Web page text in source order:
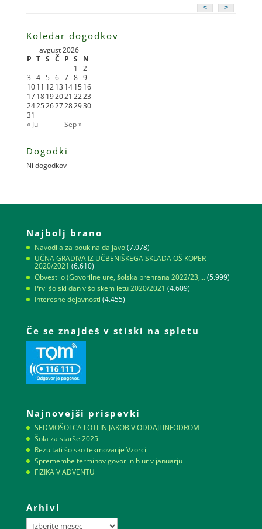
< >
Koledar dogodkov
avgust 2026
P T S Č P S
N
1
2
3 4 5 6 7 8 9
1011 1213 141516
1718192021 2223
24252627282930
31
« Jul
Sep »
Dogodki
Ni dogodkov
Najbolj brano
Navodila za pouk na daljavo(7.078)
UČNA GRADIVA IZ UČBENIŠKEGA SKLADA OŠ KOPER
2020/2021 (6.610)
Obvestilo (Govorilne ure, šolska prehrana 2022/23,…(5.999)
Prvi šolski dan v šolskem letu 2020/2021 (4.609)
Interesne dejavnosti (4.455)
Če se znajdeš v stiski na spletu
Najnovejši prispevki
SEDMOŠOLCA LOTI IN JAKOB V ODDAJI INFODROM
Šola za starše 2025
Rezultati šolsko tekmovanje Vzorci
Spremembe terminov govorilnih ur v januarju
FIZIKA V ADVENTU
Arhivi
Arhivi